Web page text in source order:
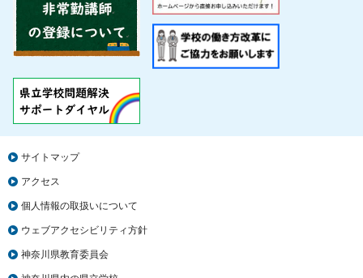
サイトマップ
アクセス
個人情報の取扱いについて
ウェブアクセシビリティ方針
神奈川県教育委員会